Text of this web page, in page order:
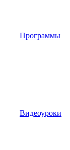
Программы
Видеоуроки